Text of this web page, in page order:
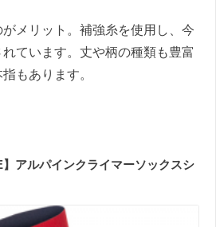
メリット。補強糸を使用し、今
ています。丈や柄の種類も豊富
もあります。
】アルパインクライマーソックスシ